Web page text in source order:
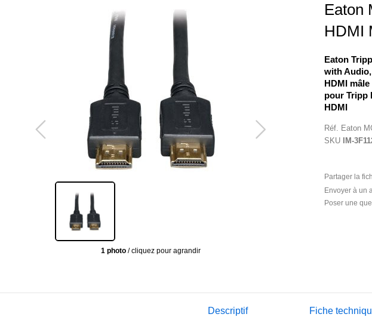
1 photo / cliquez pour agrandir
Eaton
HDMI
Eaton
with Audio,
HDMI
pour Tripp
HDMI
Réf. Eaton
SKU
IM-
Partager la
Envoyer à un
Poser une
Descriptif Fiche